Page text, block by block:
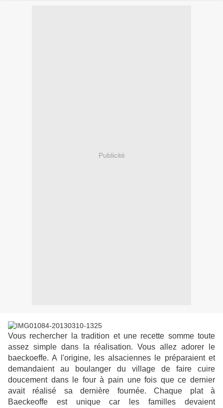
Publicité
Vous rechercher la tradition et une recette somme toute
assez simple dans la réalisation. Vous allez adorer le
baeckoeffe. A l'origine, les alsaciennes le préparaient et
demandaient au boulanger du village de faire cuire
doucement dans le four à pain une fois que ce dernier
avait réalisé sa dernière fournée. Chaque plat à
Baeckeoffe est unique car les familles devaient